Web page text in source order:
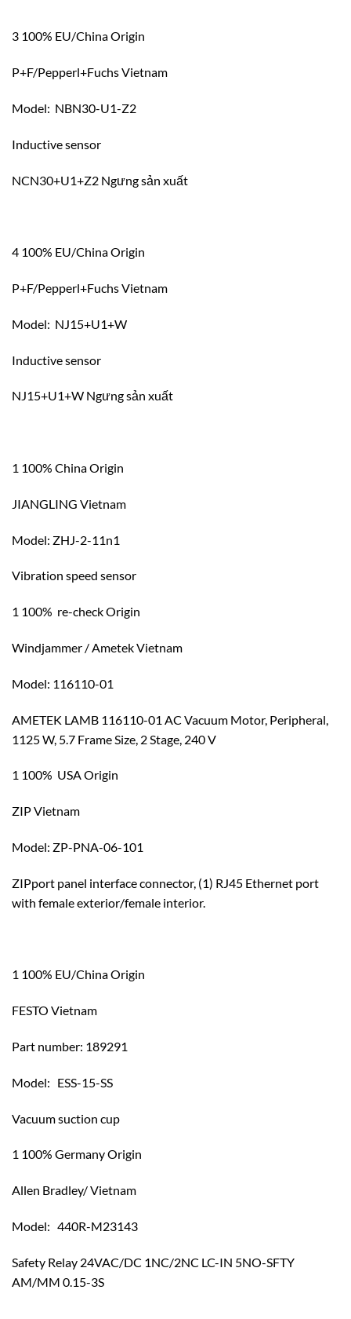
3 100% EU/China Origin
P+F/Pepperl+Fuchs Vietnam
Model: NBN30-U1-Z2
Inductive sensor
NCN30+U1+Z2 Ngưng sản xuất
4 100% EU/China Origin
P+F/Pepperl+Fuchs Vietnam
Model: NJ15+U1+W
Inductive sensor
NJ15+U1+W Ngưng sản xuất
1 100% China Origin
JIANGLING Vietnam
Model: ZHJ-2-11n1
Vibration speed sensor
1 100% re-check Origin
Windjammer / Ametek Vietnam
Model: 116110-01
AMETEK LAMB 116110-01 AC Vacuum Motor, Peripheral,
1125 W, 5.7 Frame Size, 2 Stage, 240 V
1 100% USA Origin
ZIP Vietnam
Model: ZP-PNA-06-101
ZIPport panel interface connector, (1) RJ45 Ethernet port
with female exterior/female interior.
1 100% EU/China Origin
FESTO Vietnam
Part number: 189291
Model: ESS-15-SS
Vacuum suction cup
1 100% Germany Origin
Allen Bradley/ Vietnam
Model: 440R-M23143
Safety Relay 24VAC/DC 1NC/2NC LC-IN 5NO-SFTY
AM/MM 0.15-3S